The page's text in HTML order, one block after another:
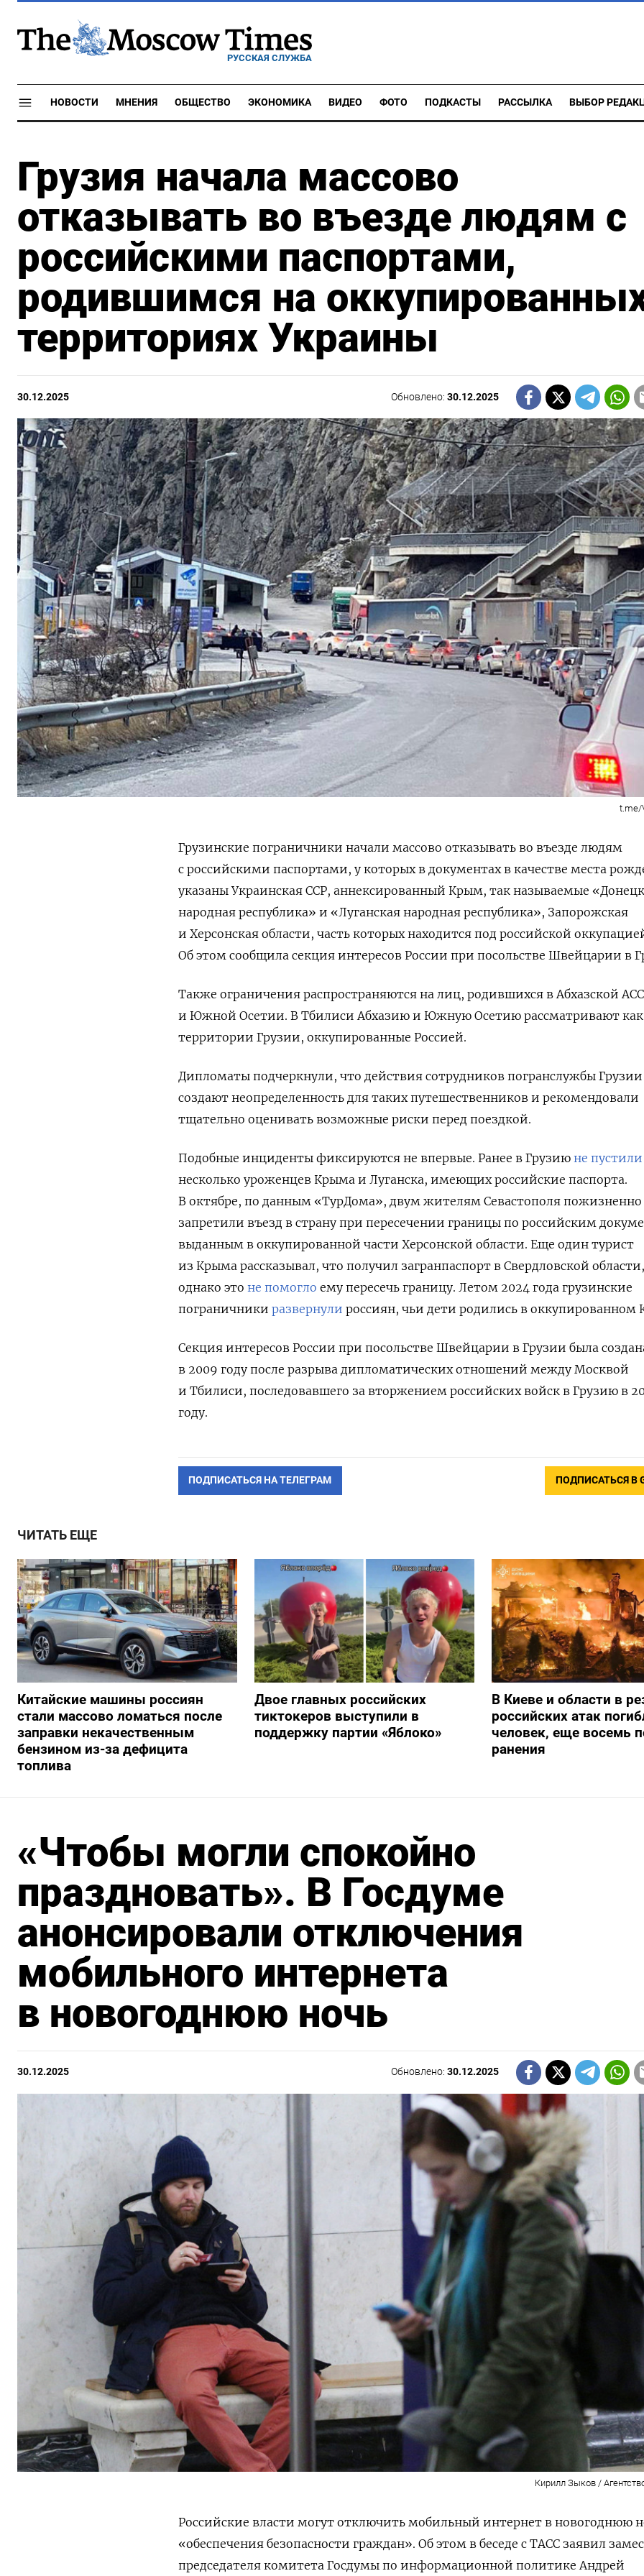
РУССКАЯ СЛУЖБА
НОВОСТИ МНЕНИЯ ОБЩЕСТВО ЭКОНОМИКА ВИДЕО ФОТО ПОДКАСТЫ РАССЫЛКА ВЫБОР
Грузия начала массово
отказывать во въезде людям с
российскими паспортами,
родившимся на
территориях Украины
30.12.2025 Обновлено:30.12.2025
t.me/
Грузинские пограничники начали массово отказывать во въезде людям
с российскими паспортами, у которых в документах в качестве места
указаны Украинская ССР, аннексированный Крым, так называемые
народная республика» и «Луганская народная республика», Запорожская
и Херсонская области, часть которых находится под российской
Об этом сообщила секция интересов России при посольстве Швейцарии в
Также ограничения распространяются на лиц, родившихся в Абхазской
и Южной Осетии. В Тбилиси Абхазию и Южную Осетию рассматривают как
территории Грузии, оккупированные Россией.
Дипломаты подчеркнули, что действия сотрудников погранслужбы Грузии
создают неопределенность для таких путешественников и рекомендовали
тщательно оценивать возможные риски перед поездкой.
Подобные инциденты фиксируются не впервые. Ранее в Грузию не пустили
несколько уроженцев Крыма и Луганска, имеющих российские паспорта.
В октябре, по данным «ТурДома», двум жителям Севастополя пожизненно
запретили въезд в страну при пересечении границы по российским
выданным в оккупированной части Херсонской области. Еще один турист
из Крыма рассказывал, что получил загранпаспорт в Свердловской области,
однако это не помогло ему пересечь границу. Летом 2024 года грузинские
пограничники развернули россиян, чьи дети родились в оккупированном
Секция интересов России при посольстве Швейцарии в Грузии была
в 2009 году после разрыва дипломатических отношений между Москвой
и Тбилиси, последовавшего за вторжением российских войск в Грузию в
году.
ПОДПИСАТЬСЯ НА ТЕЛЕГРАМ ПОДПИСАТЬСЯ В
ЧИТАТЬ ЕЩЕ
Китайские машины россиян
стали массово ломаться после
заправки некачественным
бензином из-за дефицита
топлива
Двое главных российских
тиктокеров выступили в
поддержку партии «Яблоко»
В Киеве и области в
российских атак
человек, еще восемь
ранения
«Чтобы могли спокойно
праздновать». В Госдуме
анонсировали отключения
мобильного интернета
в новогоднюю ночь
30.12.2025 Обновлено:30.12.2025
Кирилл Зыков /
Российские власти могут отключить мобильный интернет в новогоднюю
«обеспечения безопасности граждан». Об этом в беседе с ТАСС заявил
председателя комитета Госдумы по информационной политике Андрей